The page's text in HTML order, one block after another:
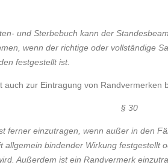
und Sterbebuch kann der
wenn der richtige oder vollständige
festgestellt ist.
auch zur Eintragung von Randvermerken
§ 30
ferner einzutragen, wenn außer in den
allgemein bindender Wirkung festgestellt
Außerdem ist ein Randvermerk